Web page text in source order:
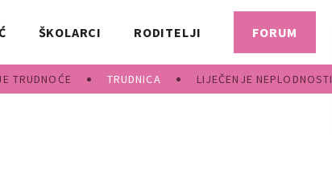
TRUDNOĆE TRUDNICA LIJEČENJE NEPLODNOSTI
ŠKOLARCI RODITELJI FORUM